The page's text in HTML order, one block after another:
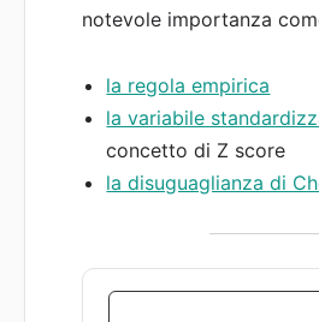
notevole importanza
la regola empirica
la variabile
concetto di Z score
la disuguaglianza di